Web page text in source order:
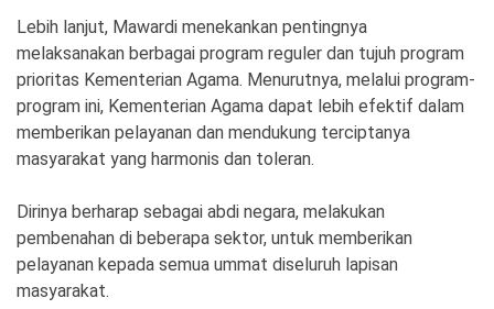
Lebih lanjut, Mawardi menekankan pentingnya
melaksanakan berbagai program reguler dan tujuh program
prioritas Kementerian Agama. Menurutnya, melalui program-
program ini, Kementerian Agama dapat lebih efektif dalam
memberikan pelayanan dan mendukung terciptanya
masyarakat yang harmonis dan toleran.
Dirinya berharap sebagai abdi negara, melakukan
pembenahan di beberapa sektor, untuk memberikan
pelayanan kepada semua ummat diseluruh lapisan
masyarakat.